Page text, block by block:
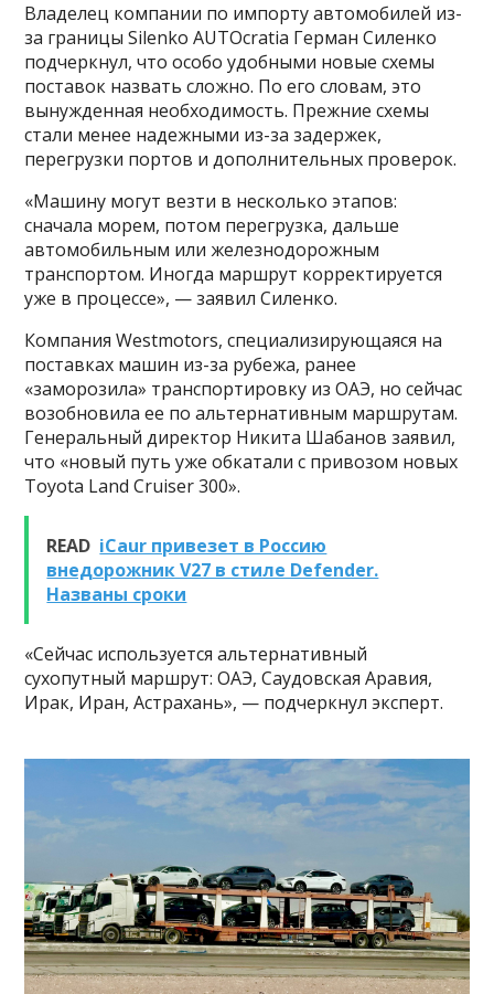
Владелец компании по импорту автомобилей из-
за границы Silenko AUTOcratia Герман Силенко
подчеркнул, что особо удобными новые схемы
поставок назвать сложно. По его словам, это
вынужденная необходимость. Прежние схемы
стали менее надежными из-за задержек,
перегрузки портов и дополнительных проверок.
«Машину могут везти в несколько этапов:
сначала морем, потом перегрузка, дальше
автомобильным или железнодорожным
транспортом. Иногда маршрут корректируется
уже в процессе», — заявил Силенко.
Компания Westmotors, специализирующаяся на
поставках машин из-за рубежа, ранее
«заморозила» транспортировку из ОАЭ, но сейчас
возобновила ее по альтернативным маршрутам.
Генеральный директор Никита Шабанов заявил,
что «новый путь уже обкатали с привозом новых
Toyota Land Cruiser 300».
READ iCaur привезет в Россию
внедорожник V27 в стиле Defender.
Названы сроки
«Сейчас используется альтернативный
сухопутный маршрут: ОАЭ, Саудовская Аравия,
Ирак, Иран, Астрахань», — подчеркнул эксперт.